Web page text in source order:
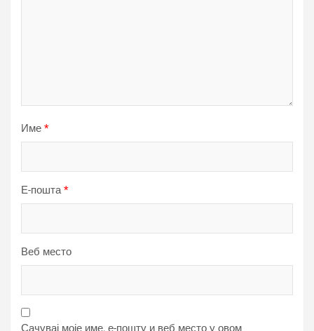
Име *
Е-пошта*
Веб место
Сачувај моје име, е-пошту и веб место у овом